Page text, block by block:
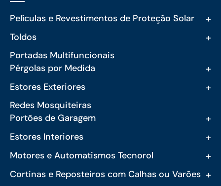
Películas e Revestimentos de Proteção Solar +
Toldos +
Portadas Multifuncionais
Pérgolas por Medida
+
Estores Exteriores +
Redes Mosquiteiras
Portões de Garagem
+
Estores Interiores +
Motores e Automatismos Tecnorol +
Cortinas e Reposteiros com Calhas ou Varões +